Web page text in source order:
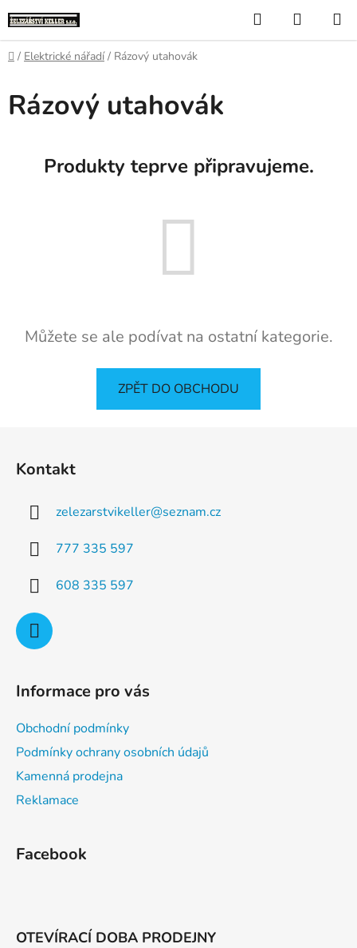
na
obsah
Hledat
KOŠÍK
Domů
/ Elektrické nářadí / Rázový utahovák
Rázový utahovák
Produkty teprve připravujeme.
Můžete se ale podívat na ostatní kategorie.
ZPĚT DO OBCHODU
Kontakt
zelezarstvikeller@seznam.cz
777 335 597
608 335 597
Informace pro vás
Obchodní podmínky
Podmínky ochrany osobních údajů
Kamenná prodejna
Reklamace
Facebook
OTEVÍRACÍ DOBA PRODEJNY